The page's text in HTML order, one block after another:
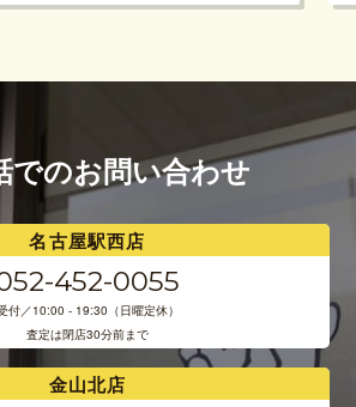
でのお問い合わせ
名古屋駅西店
452-0055
付／10:00 - 19:30（日曜定休）
査定は閉店30分前まで
金山北店